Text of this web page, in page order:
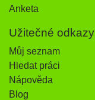
Anketa
Užitečné odkazy
Můj seznam
Hledat práci
Nápověda
Blog